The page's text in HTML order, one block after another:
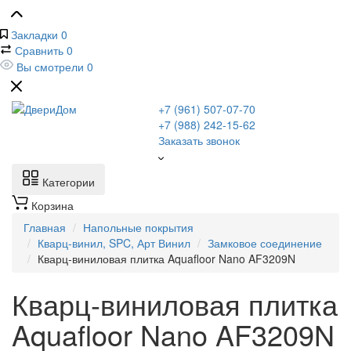
Закладки 0
Сравнить 0
Вы смотрели 0
+7 (961) 507-07-70
+7 (988) 242-15-62
Заказать звонок
Категории
Корзина
Главная
Напольные покрытия
Кварц-винил, SPC, Арт Винил
Замковое соединение
Кварц-виниловая плитка Aquafloor Nano AF3209N
Кварц-виниловая плитка
Aquafloor Nano AF3209N